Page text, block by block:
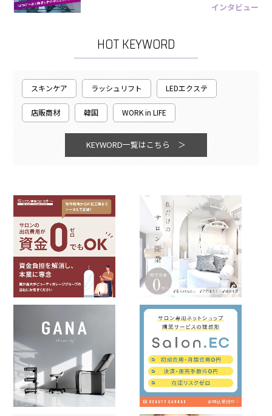
インタビュー
HOT KEYWORD
スキンケア ラッシュリフト LEDエクステ
店販商材 韓国 WORK in LIFE
KEYWORD一覧はこちら